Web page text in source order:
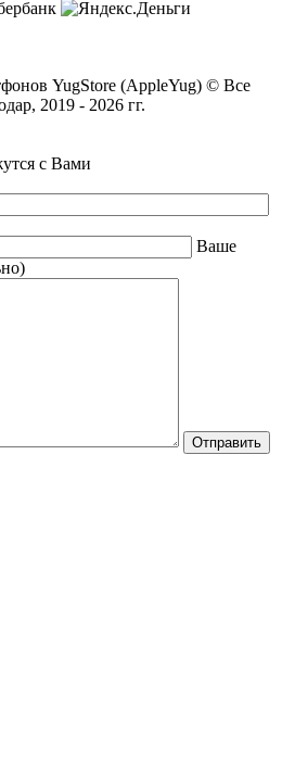
YugStore (AppleYug) © Все
2019 - 2026 гг.
с Вами
Ваше